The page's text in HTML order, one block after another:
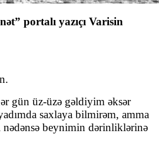
portalı yazıçı Varisin
gün üz-üzə gəldiyim əksər
saxlaya bilmirəm, amma
nədənsə beynimin dərinliklərinə